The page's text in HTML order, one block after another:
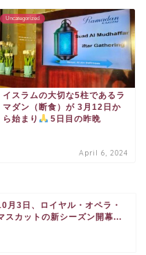
Uncategorized
イスラムの大切な5柱であるラ
マダン（断食）が 3月12日か
ら始まり
5日目の昨晩
April 6, 2024
月3日、ロイヤル・オペラ・
スカットの新シーズン開幕...